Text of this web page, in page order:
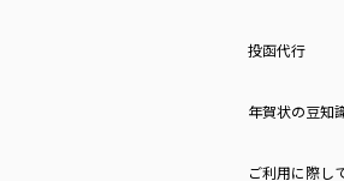
投函代行
年賀状の豆知
ご利用に際し